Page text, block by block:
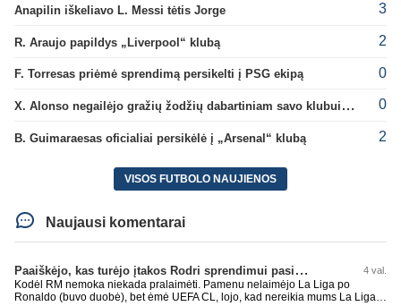
Anapilin iškeliavo L. Messi tėtis Jorge 3
R. Araujo papildys „Liverpool“ klubą 2
F. Torresas priėmė sprendimą persikelti į PSG ekipą 0
X. Alonso negailėjo gražių žodžių dabartiniam savo klubui „Chelsea“ 0
B. Guimaraesas oficialiai persikėlė į „Arsenal“ klubą 2
VISOS FUTBOLO NAUJIENOS
Naujausi komentarai
Paaiškėjo, kas turėjo įtakos Rodri sprendimui pasirinkti Barselonos pusę 4 val.
Kodėl RM nemoka niekada pralaimėti. Pamenu nelaimėjo La Liga po
Ronaldo (buvo duobė), bet ėmė UEFA CL, lojo, kad nereikia mums La Liga,